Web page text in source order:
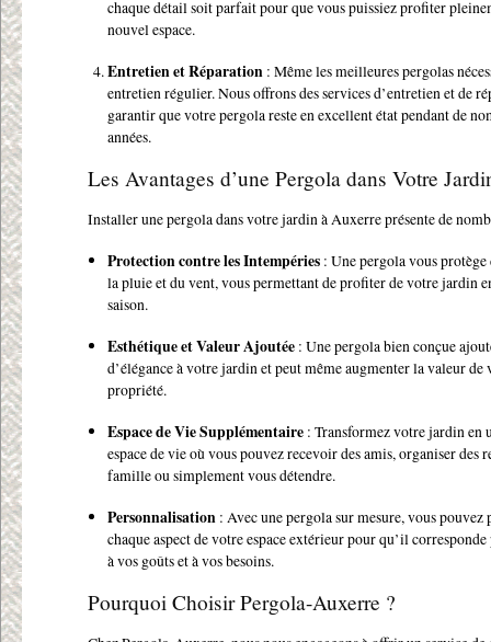
chaque détail soit parfait pour que vous puissiez profiter
nouvel espace.
Entretien et Réparation : Même les meilleures pergolas
entretien régulier. Nous offrons des services d’entretien et de
garantir que votre pergola reste en excellent état pendant de
années.
Les Avantages d’une Pergola dans Votre
Installer une pergola dans votre jardin à Auxerre présente de
Protection contre les Intempéries : Une pergola vous
la pluie et du vent, vous permettant de profiter de votre jardin
saison.
Esthétique et Valeur Ajoutée : Une pergola bien conçue
d’élégance à votre jardin et peut même augmenter la valeur de
propriété.
Espace de Vie Supplémentaire : Transformez votre jardin en
espace de vie où vous pouvez recevoir des amis, organiser des
famille ou simplement vous détendre.
Personnalisation : Avec une pergola sur mesure, vous pouvez
chaque aspect de votre espace extérieur pour qu’il
à vos goûts et à vos besoins.
Pourquoi Choisir Pergola-Auxerre ?